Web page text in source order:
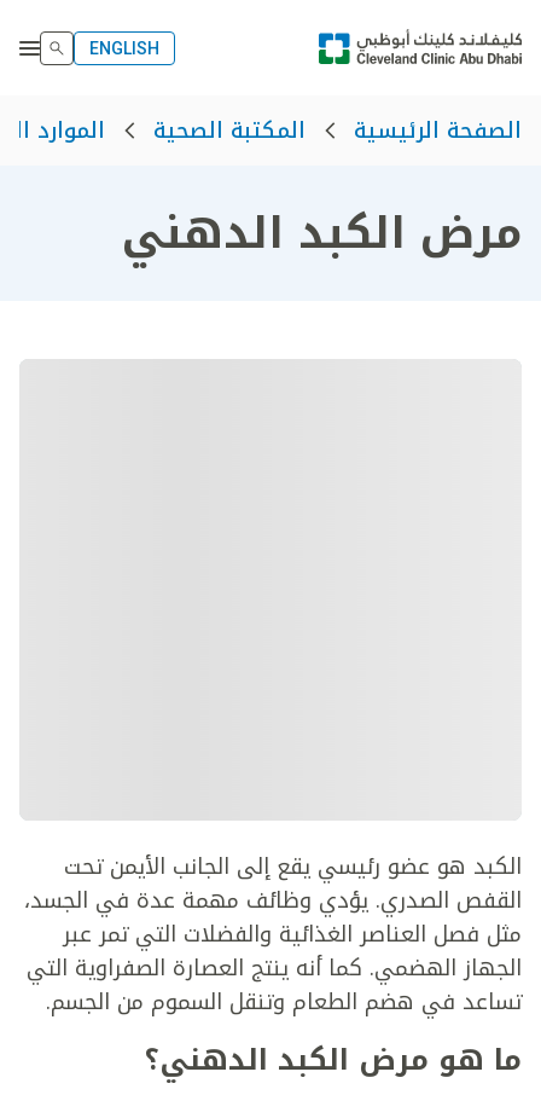
ENGLISH
الصفحة الرئيسية المكتبة الصحية الموارد
مرض الكبد الدهني
الكبد هو عضو رئيسي يقع إلى الجانب الأيمن تحت
القفص الصدري. يؤدي وظائف مهمة عدة في الجسد،
مثل فصل العناصر الغذائية والفضلات التي تمر عبر
الجهاز الهضمي. كما أنه ينتج العصارة الصفراوية التي
تساعد في هضم الطعام وتنقل السموم من الجسم.
ما هو مرض الكبد الدهني؟